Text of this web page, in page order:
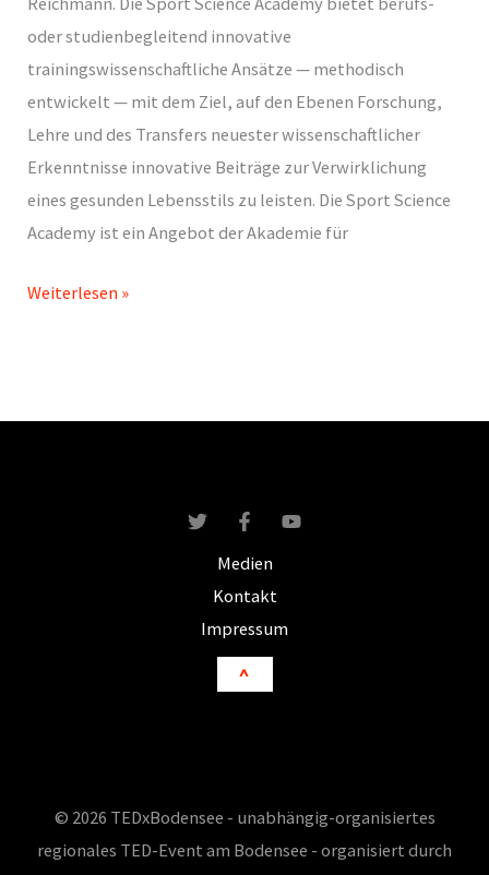
oder studienbegleitend innovative
trainingswissenschaftliche Ansätze — methodisch
entwickelt — mit dem Ziel, auf den Ebenen Forschung,
Lehre und des Transfers neuester wissenschaftlicher
Erkenntnisse innovative Beiträge zur Verwirklichung
eines gesunden Lebensstils zu leisten. Die Sport Science
Academy ist ein Angebot der Akademie für
Sandra
Academy,
Weiterlesen »
Medien
Kontakt
Impressum
^
© 2026 TEDxBodensee - unabhängig-organisiertes
regionales TED-Event am Bodensee - organisiert durch